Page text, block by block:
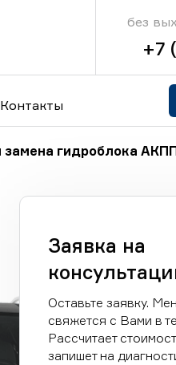
без
+7
Контакты
замена гидроблока
Заявка на
Оставьте заявку.
свяжется с Вами в
Рассчитает
запишет на